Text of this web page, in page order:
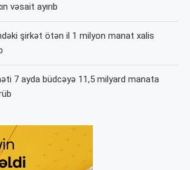
vəsait ayırıb
şirkət ötən il 1 milyon manat xalis
7 ayda büdcəyə 11,5 milyard manata